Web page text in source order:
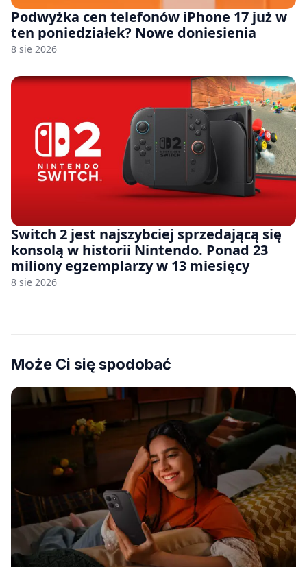
Podwyżka cen telefonów iPhone 17 już w
ten poniedziałek? Nowe doniesienia
8 sie 2026
Switch 2 jest najszybciej sprzedającą się
konsolą w historii Nintendo. Ponad 23
miliony egzemplarzy w 13 miesięcy
8 sie 2026
Może Ci się spodobać